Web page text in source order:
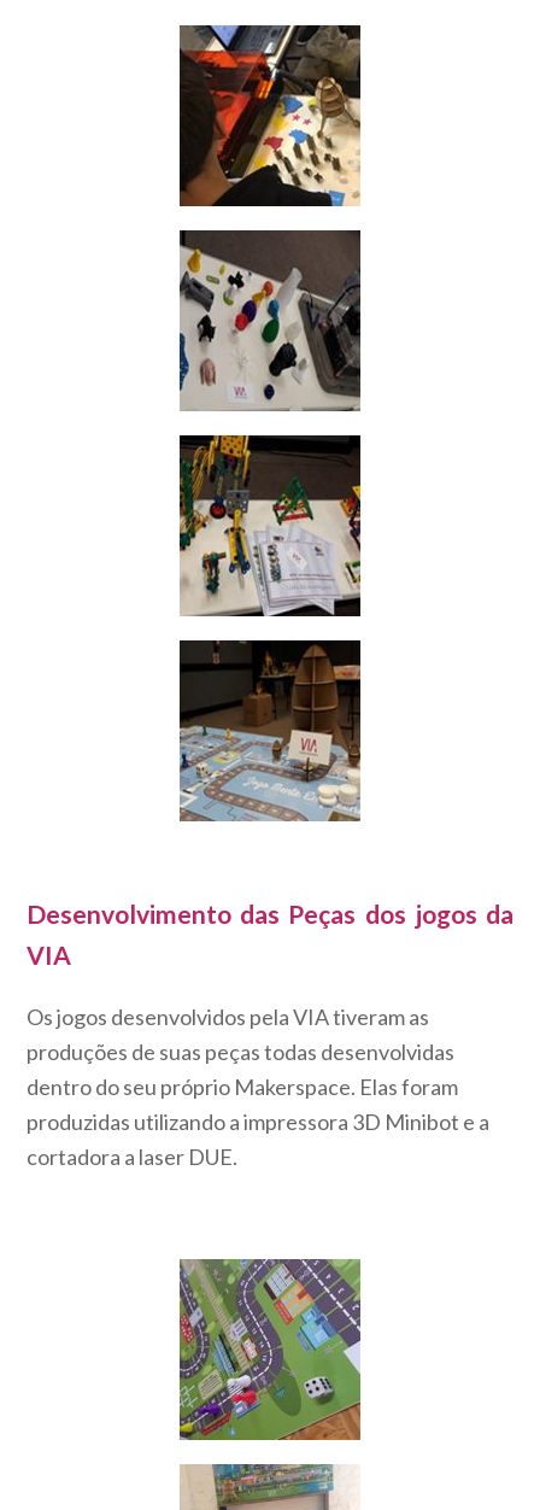
Desenvolvimento das Peças dos jogos da
VIA
Os jogos desenvolvidos pela VIA tiveram as
produções de suas peças todas desenvolvidas
dentro do seu próprio Makerspace. Elas foram
produzidas utilizando a impressora 3D Minibot e a
cortadora a laser DUE.